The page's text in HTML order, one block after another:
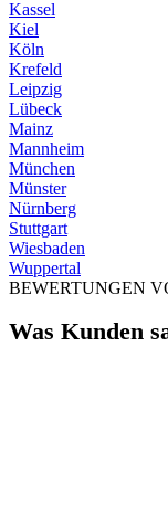
Kassel
Kiel
Köln
Krefeld
Leipzig
Lübeck
Mainz
Mannheim
München
Münster
Nürnberg
Stuttgart
Wiesbaden
Wuppertal
BEWERTUNGEN
Was Kunden